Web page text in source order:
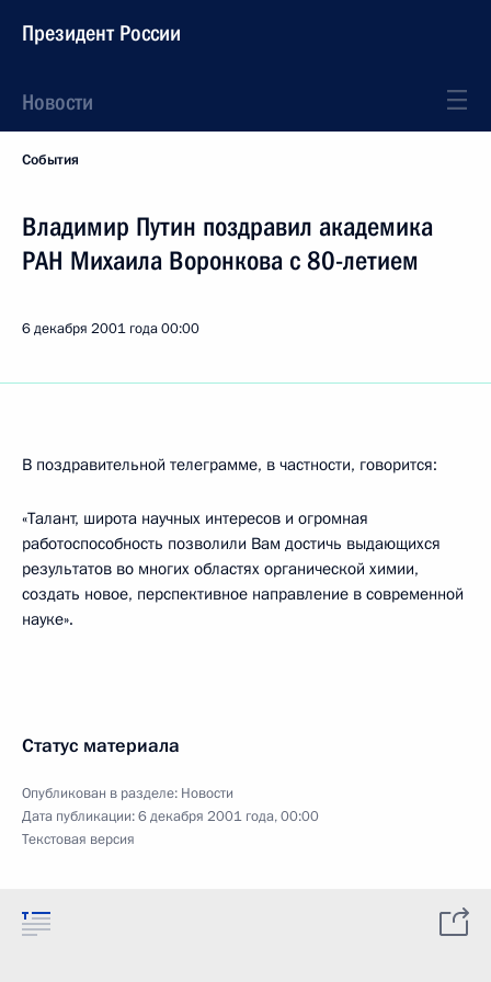
Президент России
Новости
События
Владимир Путин поздравил академика
РАН Михаила Воронкова с 80-летием
6 декабря 2001 года00:00
В поздравительной телеграмме, в частности, говорится:
«Талант, широта научных интересов и огромная
работоспособность позволили Вам достичь выдающихся
результатов во многих областях органической химии,
создать новое, перспективное направление в современной
науке».
Статус материала
Опубликован в разделе: Новости
Дата публикации:6 декабря 2001 года, 00:00
Текстовая версия